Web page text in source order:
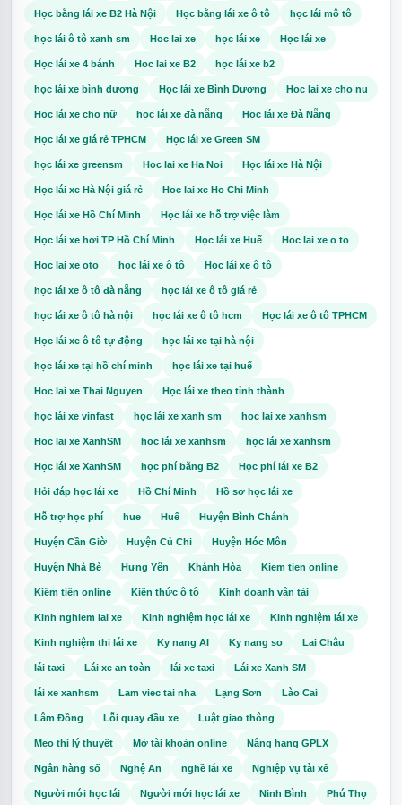
Luôn đọc biển báo và tín hiệu trước khi chọn thứ tự xe.
Ngày 1 học câu điểm liệt và câu nghiêm cấm. Ngày 2-3 học khái niệm
Ngày 5 học tốc độ, khoảng cách, niên hạn. Ngày 6 học kỹ thuật lái xe
Nếu đang chuẩn bị học bằng B/B2, bạn cũng nên hỏi rõ lịch học lý
Một lộ trình học tốt sẽ giúp bạn không chỉ vượt qua bài thi mà còn hiểu
này.
hội tài xế XanhSM sau khi đáp ứng điều kiện tuyển dụng, hãy gửi
Đăng ký tư vấn miễn phí
Học bằng lái xe B2 Hà Nội Học bằng lái xe ô tô học lái mô tô
học lái ô tô xanh sm Hoc lai xe học lái xe Học lái xe
Học lái xe 4 bánh Hoc lai xe B2 học lái xe b2
học lái xe bình dương Học lái xe Bình Dương Hoc lai xe cho nu
Học lái xe cho nữ học lái xe đà nẵng Học lái xe Đà Nẵng
Học lái xe giá rẻ TPHCM Học lái xe Green SM
học lái xe greensm Hoc lai xe Ha Noi Học lái xe Hà Nội
Học lái xe Hà Nội giá rẻ Hoc lai xe Ho Chi Minh
Học lái xe Hồ Chí Minh Học lái xe hỗ trợ việc làm
Học lái xe hơi TP Hồ Chí Minh Học lái xe Huế Hoc lai xe o to
Hoc lai xe oto học lái xe ô tô Học lái xe ô tô
học lái xe ô tô đà nẵng học lái xe ô tô giá rẻ
học lái xe ô tô hà nội học lái xe ô tô hcm Học lái xe ô tô TPHCM
Học lái xe ô tô tự động học lái xe tại hà nội
học lái xe tại hồ chí minh học lái xe tại huế
Hoc lai xe Thai Nguyen Học lái xe theo tỉnh thành
học lái xe vinfast học lái xe xanh sm hoc lai xe xanhsm
Hoc lai xe XanhSM hoc lái xe xanhsm học lái xe xanhsm
Học lái xe XanhSM học phí bằng B2 Học phí lái xe B2
Hỏi đáp học lái xe Hồ Chí Minh Hồ sơ học lái xe
Hỗ trợ học phí hue Huế Huyện Bình Chánh
Huyện Cần Giờ Huyện Củ Chi Huyện Hóc Môn
Huyện Nhà Bè Hưng Yên Khánh Hòa Kiem tien online
Kiếm tiền online Kiến thức ô tô Kinh doanh vận tải
Kinh nghiem lai xe Kinh nghiệm học lái xe Kinh nghiệm lái xe
Kinh nghiệm thi lái xe Ky nang AI Ky nang so Lai Châu
lái taxi Lái xe an toàn lái xe taxi Lái xe Xanh SM
lái xe xanhsm Lam viec tai nha Lạng Sơn Lào Cai
Lâm Đồng Lỗi quay đầu xe Luật giao thông
Mẹo thi lý thuyết Mở tài khoản online Nâng hạng GPLX
Ngân hàng số Nghệ An nghề lái xe Nghiệp vụ tài xế
Người mới học lái Người mới học lái xe Ninh Bình Phú Thọ